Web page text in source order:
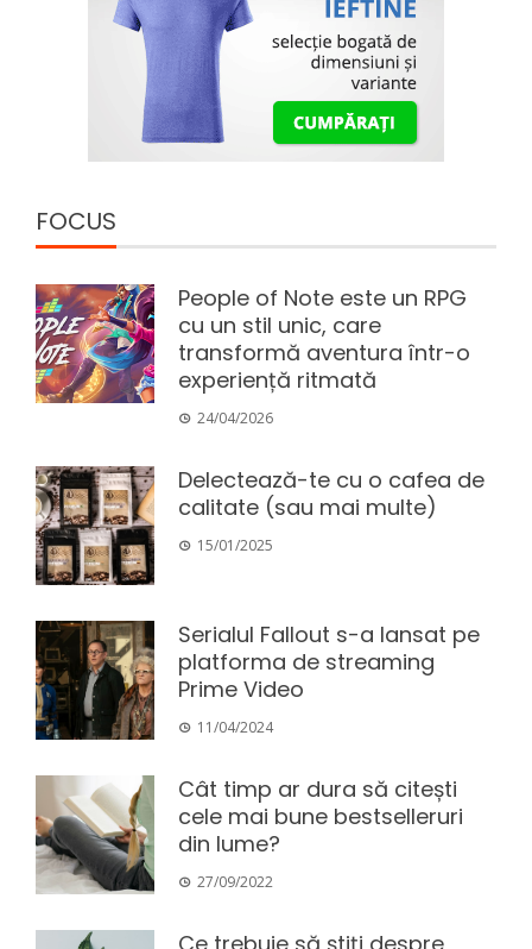
FOCUS
People of Note este un RPG
cu un stil unic, care
transformă aventura într-o
experiență ritmată
24/04/2026
Delectează-te cu o cafea de
calitate (sau mai multe)
15/01/2025
Serialul Fallout s-a lansat pe
platforma de streaming
Prime Video
11/04/2024
Cât timp ar dura să citești
cele mai bune bestselleruri
din lume?
27/09/2022